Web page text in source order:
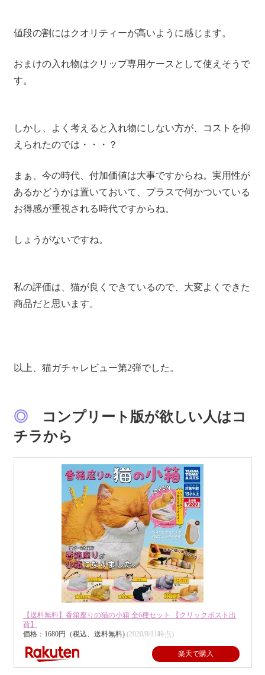
値段の割にはクオリティーが高いように感じます。
おまけの入れ物はクリップ専用ケースとして使えそうで
す。
しかし、よく考えると入れ物にしない方が、コストを抑
えられたのでは・・・？
まぁ、今の時代、付加価値は大事ですからね。実用性が
あるかどうかは置いておいて、プラスで何かついている
お得感が重視される時代ですからね。
しょうがないですね。
私の評価は、猫が良くできているので、大変よくできた
商品だと思います。
以上、猫ガチャレビュー第2弾でした。
◎コンプリート版が欲しい人はコ
チラから
【送料無料】香箱座りの猫の小箱 全6種セット 【クリックポスト出
荷】
価格：1680円（税込、送料無料) (2020/8/11時点)
楽天で購入